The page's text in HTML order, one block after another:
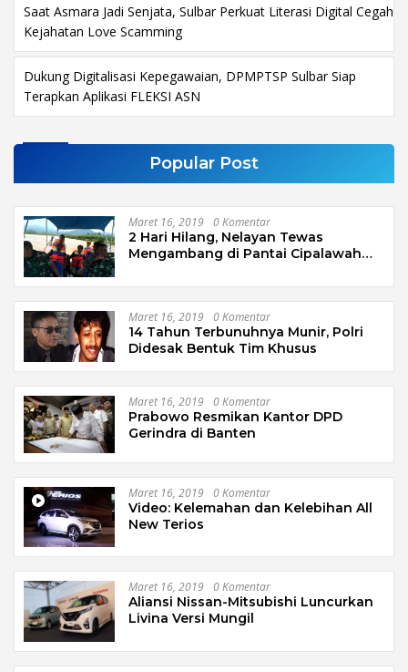
Saat Asmara Jadi Senjata, Sulbar Perkuat Literasi Digital Cegah
Kejahatan Love Scamming
Dukung Digitalisasi Kepegawaian, DPMPTSP Sulbar Siap
Terapkan Aplikasi FLEKSI ASN
Popular Post
Maret 16, 2019 0 Komentar
2 Hari Hilang, Nelayan Tewas
Mengambang di Pantai Cipalawah
Maret 16, 2019 0 Komentar
14 Tahun Terbunuhnya Munir, Polri
Didesak Bentuk Tim Khusus
Maret 16, 2019 0 Komentar
Prabowo Resmikan Kantor DPD
Gerindra di Banten
Maret 16, 2019 0 Komentar
Video: Kelemahan dan Kelebihan All
New Terios
Maret 16, 2019 0 Komentar
Aliansi Nissan-Mitsubishi Luncurkan
Livina Versi Mungil